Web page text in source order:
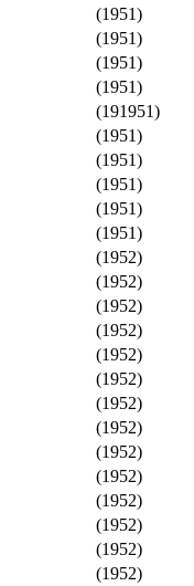
(1951)
(1951)
(1951)
(1951)
(191951)
(1951)
(1951)
(1951)
(1951)
(1951)
(1952)
(1952)
(1952)
(1952)
(1952)
(1952)
(1952)
(1952)
(1952)
(1952)
(1952)
(1952)
(1952)
(1952)